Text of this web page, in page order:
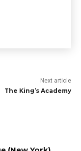
Next article
The King’s Academy